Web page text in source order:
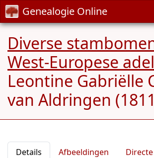
Genealogie Online
Diverse
West-Europese adel
Leontine Gabriëlle
van Aldringen
Details Afbeeldingen